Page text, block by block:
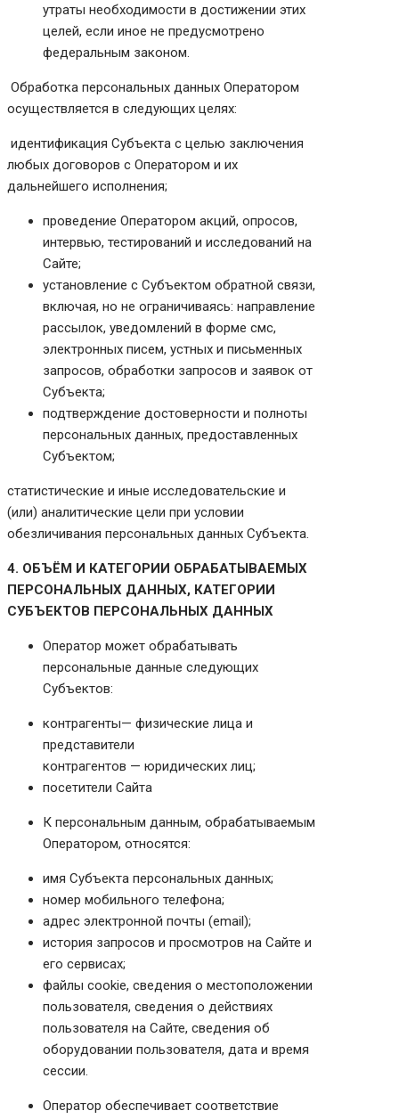
утраты необходимости в достижении этих
целей, если иное не предусмотрено
федеральным законом.
Обработка персональных данных Оператором
осуществляется в следующих целях:
идентификация Субъекта с целью заключения
любых договоров с Оператором и их
дальнейшего исполнения;
проведение Оператором акций, опросов,
интервью, тестирований и исследований на
Сайте;
установление с Субъектом обратной связи,
включая, но не ограничиваясь: направление
рассылок, уведомлений в форме смс,
электронных писем, устных и письменных
запросов, обработки запросов и заявок от
Субъекта;
подтверждение достоверности и полноты
персональных данных, предоставленных
Субъектом;
статистические и иные исследовательские и
(или) аналитические цели при условии
обезличивания персональных данных Субъекта.
4. ОБЪЁМ И КАТЕГОРИИ ОБРАБАТЫВАЕМЫХ
ПЕРСОНАЛЬНЫХ ДАННЫХ, КАТЕГОРИИ
СУБЪЕКТОВ ПЕРСОНАЛЬНЫХ ДАННЫХ
Оператор может обрабатывать
персональные данные следующих
Субъектов:
контрагенты— физические лица и
представители
контрагентов — юридических лиц;
посетители Сайта
К персональным данным, обрабатываемым
Оператором, относятся:
имя Субъекта персональных данных;
номер мобильного телефона;
адрес электронной почты (email);
история запросов и просмотров на Сайте и
его сервисах;
файлы cookie, сведения о местоположении
пользователя, сведения о действиях
пользователя на Сайте, сведения об
оборудовании пользователя, дата и время
сессии.
Оператор обеспечивает соответствие